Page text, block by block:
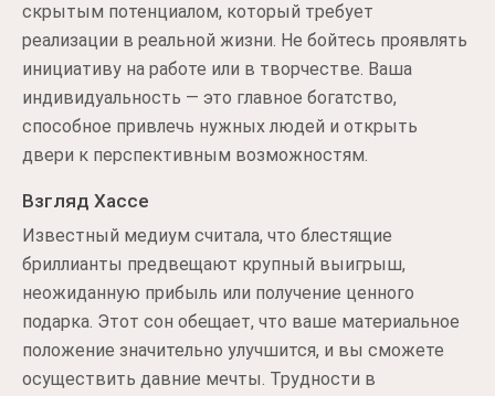
скрытым потенциалом, который требует
реализации в реальной жизни. Не бойтесь проявлять
инициативу на работе или в творчестве. Ваша
индивидуальность — это главное богатство,
способное привлечь нужных людей и открыть
двери к перспективным возможностям.
Взгляд Хассе
Известный медиум считала, что блестящие
бриллианты предвещают крупный выигрыш,
неожиданную прибыль или получение ценного
подарка. Этот сон обещает, что ваше материальное
положение значительно улучшится, и вы сможете
осуществить давние мечты. Трудности в